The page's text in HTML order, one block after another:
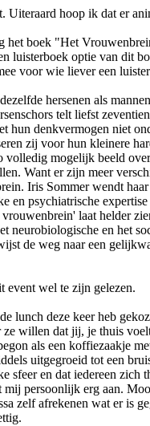
Uiteraard hoop ik dat er
het boek "Het
luisterboek optie van dit
voor wie liever een
hersenen als
telt liefst
hun denkvermogen niet
zij voor hun kleinere
volledig mogelijk beeld
Want er zijn meer
Iris Sommer wendt haar
en psychiatrische
laat helder
neurobiologische en het
de weg naar een
event wel te zijn gelezen.
lunch deze keer heb
ze willen dat jij, je thuis
als een koffiezaakje
uitgegroeid tot een
sfeer en dat iedereen zich
mij persoonlijk erg aan.
zelf afrekenen wat er is